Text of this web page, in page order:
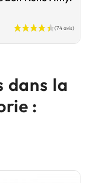
dans la
: